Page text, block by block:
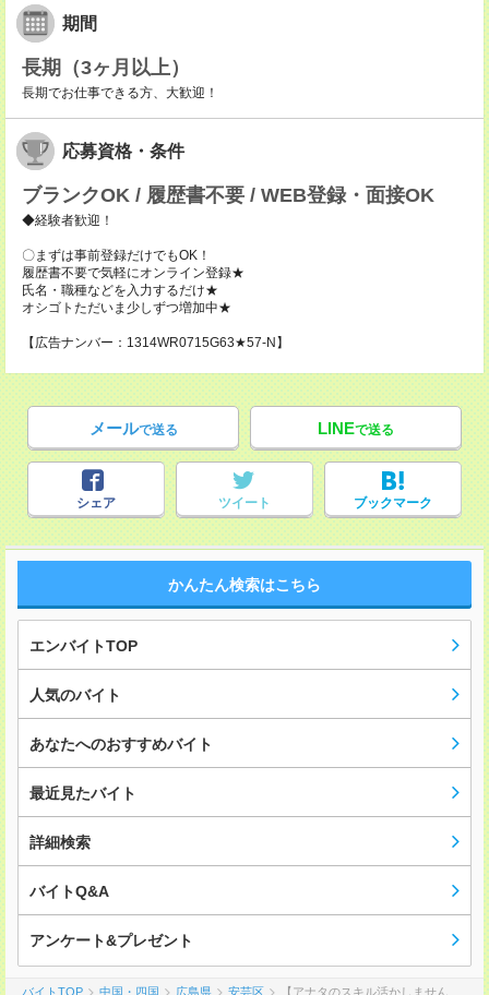
期間
長期（3ヶ月以上）
長期でお仕事できる方、大歓迎！
応募資格・条件
ブランクOK / 履歴書不要 / WEB登録・面接OK
◆経験者歓迎！
〇まずは事前登録だけでもOK！
履歴書不要で気軽にオンライン登録★
氏名・職種などを入力するだけ★
オシゴトただいま少しずつ増加中★
【広告ナンバー：1314WR0715G63★57-N】
メールで送る LINEで送る
シェア ツイート ブックマーク
かんたん検索はこちら
エンバイトTOP
人気のバイト
あなたへのおすすめバイト
最近見たバイト
詳細検索
バイトQ&A
アンケート&プレゼント
バイトTOP 中国・四国 広島県 安芸区 【アナタのスキル活かしません